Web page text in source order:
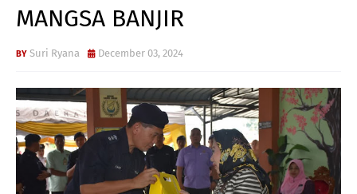
MANGSA BANJIR
Suri Ryana December 03, 2024